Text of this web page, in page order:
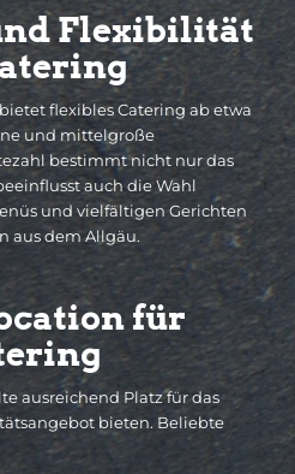
Flexibilität
flexibles Catering ab etwa
und mittelgroße
bestimmt nicht nur das
auch die Wahl
und vielfältigen Gerichten
aus dem Allgäu.
für
ausreichend Platz für das
bieten. Beliebte